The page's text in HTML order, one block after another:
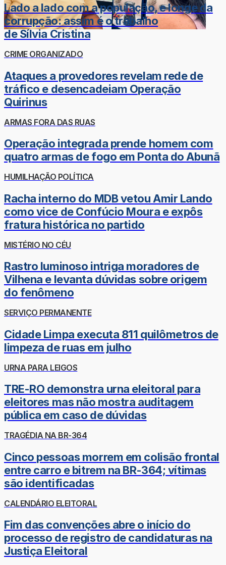
Lado a lado com a população, e longe da
corrupção: assim é o trabalho
de Sílvia Cristina
CRIME ORGANIZADO
Ataques a provedores revelam rede de
tráfico e desencadeiam Operação
Quirinus
ARMAS FORA DAS RUAS
Operação integrada prende homem com
quatro armas de fogo em Ponta do Abunã
HUMILHAÇÃO POLÍTICA
Racha interno do MDB vetou Amir Lando
como vice de Confúcio Moura e expôs
fratura histórica no partido
MISTÉRIO NO CÉU
Rastro luminoso intriga moradores de
Vilhena e levanta dúvidas sobre origem
do fenômeno
SERVIÇO PERMANENTE
Cidade Limpa executa 811 quilômetros de
limpeza de ruas em julho
URNA PARA LEIGOS
TRE-RO demonstra urna eleitoral para
eleitores mas não mostra auditagem
pública em caso de dúvidas
TRAGÉDIA NA BR-364
Cinco pessoas morrem em colisão frontal
entre carro e bitrem na BR-364; vítimas
são identificadas
CALENDÁRIO ELEITORAL
Fim das convenções abre o início do
processo de registro de candidaturas na
Justiça Eleitoral